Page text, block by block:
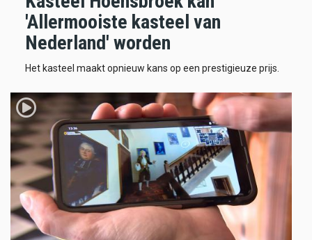
'Allermooiste kasteel van
Nederland' worden
Het kasteel maakt opnieuw kans op een prestigieuze prijs.